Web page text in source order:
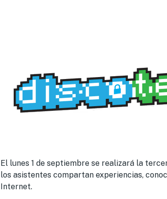
El lunes 1 de septiembre se realizará la
los asistentes compartan experiencias,
Internet.